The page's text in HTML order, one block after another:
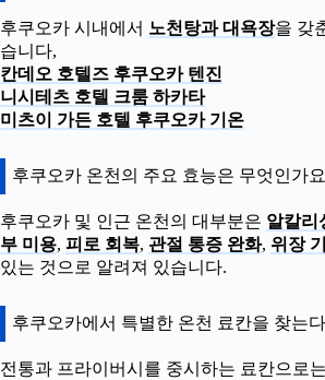
후쿠오카 시내에서 노천탕과 대욕장을 갖
습니다,
칸데오 호텔즈 후쿠오카 텐진
니시테츠 호텔 크룸 하카타
미츠이 가든 호텔 후쿠오카 기온
후쿠오카 온천의 주요 효능은 무엇인가
후쿠오카 및 인근 온천의 대부분은 알칼리
부 미용, 피로 회복, 관절 통증 완화, 위장
있는 것으로 알려져 있습니다.
후쿠오카에서 특별한 온천 료칸을 찾는
전통과 프라이버시를 중시하는 료칸으로